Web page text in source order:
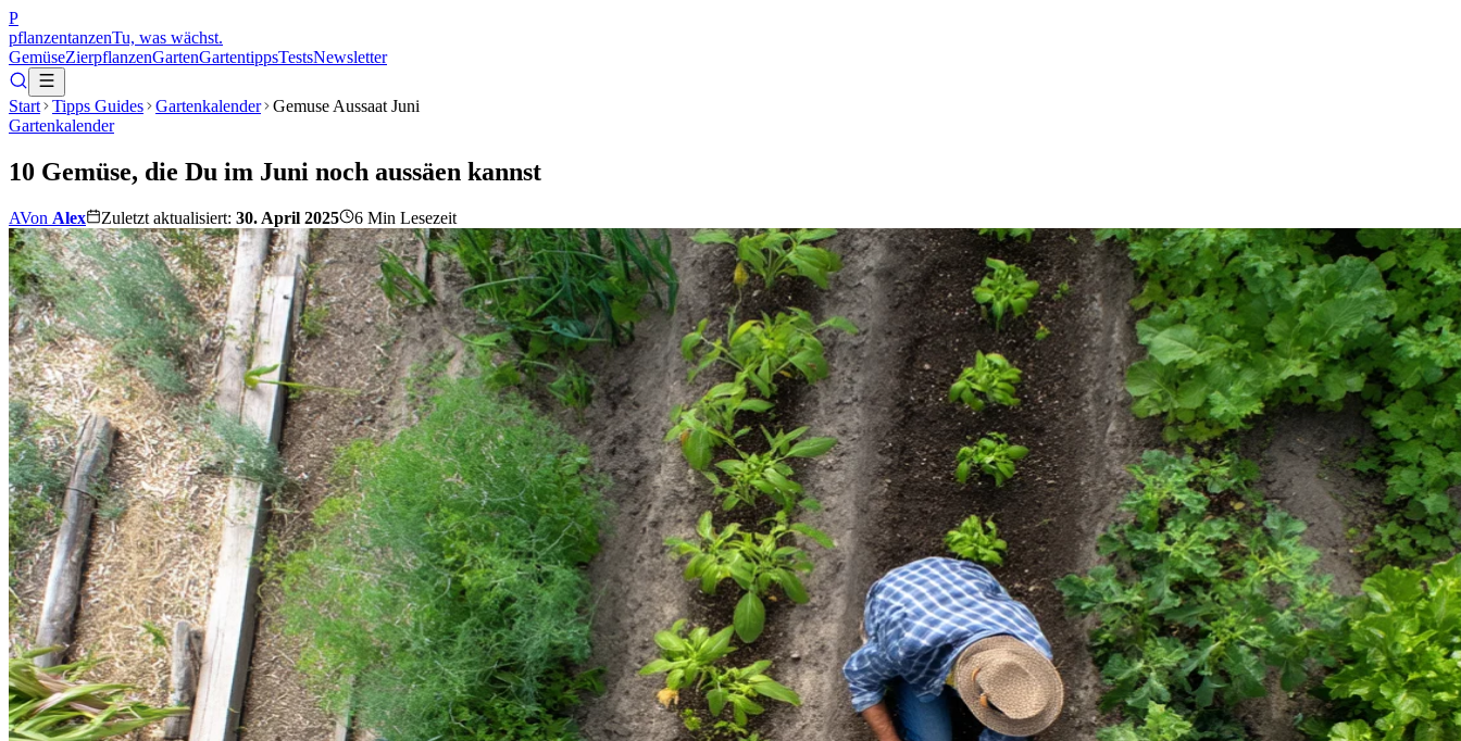
P
pflanzentanzenTu, was wächst.
GemüseZierpflanzenGartenGartentippsTestsNewsletter
Start Tipps Guides Gartenkalender
Gemuse Aussaat Juni
Gartenkalender
10 Gemüse, die Du im Juni noch aussäen kannst
AVon Alex Zuletzt aktualisiert: 30. April 2025 6 Min Lesezeit